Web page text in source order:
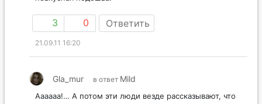
3 0 Ответить
21.09.11 16:20
Gla_mur в ответ Mild
Аааааа!… А потом эти люди везде рассказывают, что